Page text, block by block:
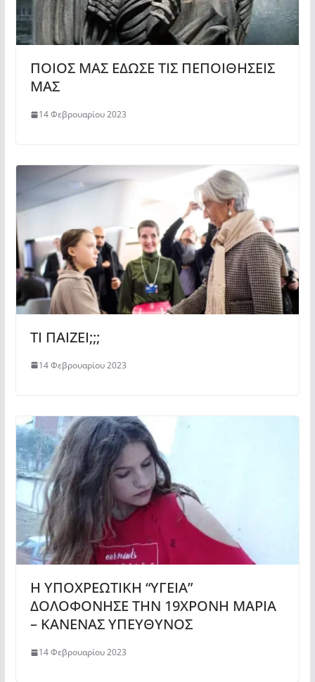
ΠΟΙΟΣ ΜΑΣ ΕΔΩΣΕ ΤΙΣ ΠΕΠΟΙΘΗΣΕΙΣ
ΜΑΣ
14 Φεβρουαρίου 2023
ΤΙ ΠΑΙΖΕΙ;;;
14 Φεβρουαρίου 2023
Η ΥΠΟΧΡΕΩΤΙΚΗ “ΥΓΕΙΑ”
ΔΟΛΟΦΟΝΗΣΕ ΤΗΝ 19ΧΡΟΝΗ ΜΑΡΙΑ
– ΚΑΝΕΝΑΣ ΥΠΕΥΘΥΝΟΣ
14 Φεβρουαρίου 2023